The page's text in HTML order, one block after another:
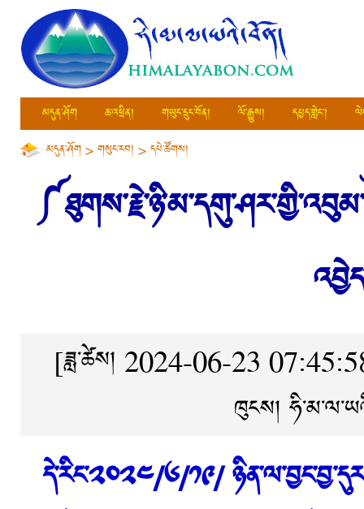
མདུན་ཤོག ཆ་འཕྲིན། གཡུང་དྲུང་བོན། ལོ་རྒྱུས། དཔྱད་གླེང་།
མདུན་ཤོག>གསུང་རབ། >དཔེ་ཚོགས།
[ཟླ་ཚེས། 2024-06-23
ཁུངས།
དེ་རིང་༢༠༢༤/༦/༡༩/